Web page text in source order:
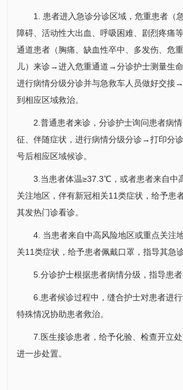
1. 患者进入急诊分诊区域，危重患者（
障碍、活动性大出血、呼吸困难、剧烈疼痛
通道患者（胸痛、缺血性卒中、多发伤、危
儿）来诊→进入危重通道→分诊护士测量生命
进行病情分级分诊并与急救车人员做好交接→
到相应区域救治。
2.普通患者来诊，分诊护士询问患者病
征、伴随症状，进行病情分级分诊→打印分
号后相应区域候诊。
3.当患者体温≥37.3℃，或者患者来自中
关注地区，伴有新冠相关11类症状，给予患
其发热门诊看诊。
4. 当患者来自中高风险地区或重点关注
关11类症状，给予患者佩戴口罩，指导其急
5.分诊护士根据患者病情分级，指导患者
6.患者候诊过程中，缝合护士对患者进
特殊情况协助患者救治。
7.医生接诊患者，给予化验、检查开
进一步处置。